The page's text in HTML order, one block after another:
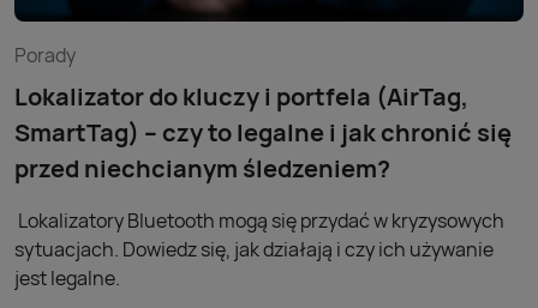
Porady
Lokalizator do kluczy i portfela (AirTag,
SmartTag) – czy to legalne i jak chronić się
przed niechcianym śledzeniem?
Lokalizatory Bluetooth mogą się przydać w kryzysowych
sytuacjach. Dowiedz się, jak działają i czy ich używanie
jest legalne.